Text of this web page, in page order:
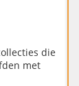
die
met